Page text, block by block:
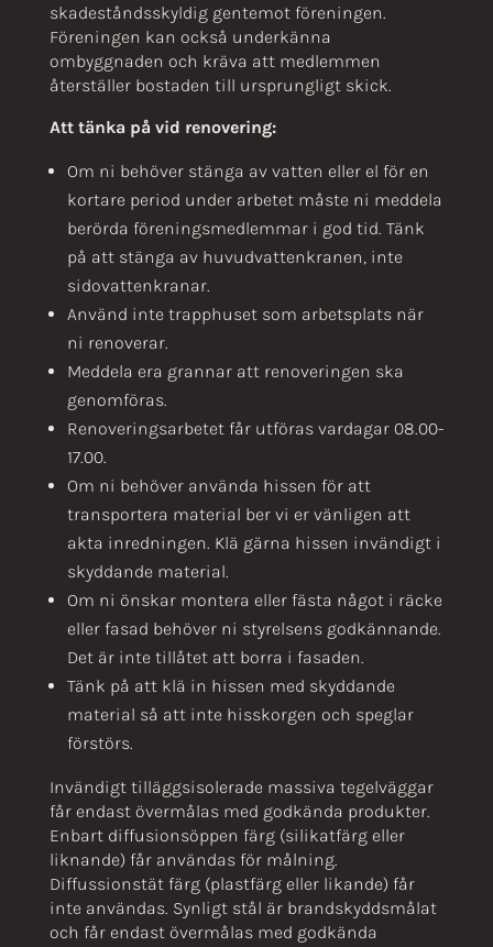
skadeståndsskyldig gentemot föreningen.
Föreningen kan också underkänna
ombyggnaden och kräva att medlemmen
återställer bostaden till ursprungligt skick.
Att tänka på vid renovering:
Om ni behöver stänga av vatten eller el för en
kortare period under arbetet måste ni meddela
berörda föreningsmedlemmar i god tid. Tänk
på att stänga av huvudvattenkranen, inte
sidovattenkranar.
Använd inte trapphuset som arbetsplats när
ni renoverar.
Meddela era grannar att renoveringen ska
genomföras.
Renoveringsarbetet får utföras vardagar 08.00-
17.00.
Om ni behöver använda hissen för att
transportera material ber vi er vänligen att
akta inredningen. Klä gärna hissen invändigt i
skyddande material.
Om ni önskar montera eller fästa något i räcke
eller fasad behöver ni styrelsens godkännande.
Det är inte tillåtet att borra i fasaden.
Tänk på att klä in hissen med skyddande
material så att inte hisskorgen och speglar
förstörs.
Invändigt tilläggsisolerade massiva tegelväggar
får endast övermålas med godkända produkter.
Enbart diffusionsöppen färg (silikatfärg eller
liknande) får användas för målning.
Diffussionstät färg (plastfärg eller likande) får
inte användas. Synligt stål är brandskyddsmålat
och får endast övermålas med godkända